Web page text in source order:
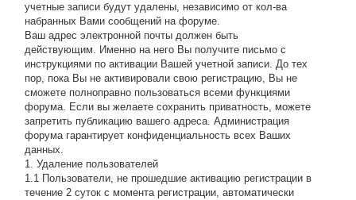
учетные записи будут удалены, независимо от кол-ва
набранных Вами сообщений на форуме.
Ваш адрес электронной почты должен быть
действующим. Именно на него Вы получите письмо с
инструкциями по активации Вашей учетной записи. До тех
пор, пока Вы не активировали свою регистрацию, Вы не
сможете полноправно пользоваться всеми функциями
форума. Если вы желаете сохранить приватность, можете
запретить публикацию вашего адреса. Администрация
форума гарантирует конфиденциальность всех Ваших
данных.
1. Удаление пользователей
1.1 Пользователи, не прошедшие активацию регистрации в
течение 2 суток с момента регистрации, автоматически